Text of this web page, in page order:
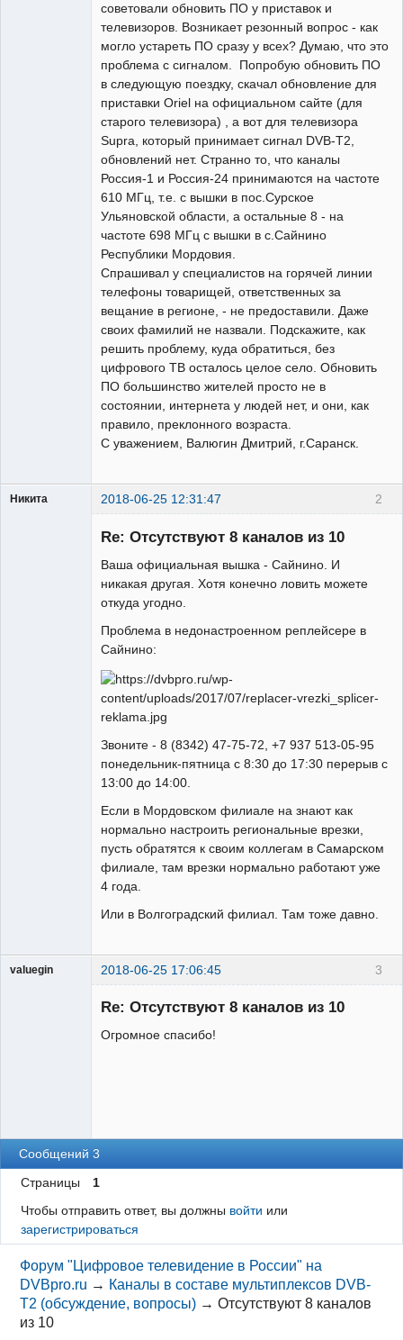
советовали обновить ПО у приставок и
телевизоров. Возникает резонный вопрос - как
могло устареть ПО сразу у всех? Думаю, что это
проблема с сигналом. Попробую обновить ПО
в следующую поездку, скачал обновление для
приставки Oriel на официальном сайте (для
старого телевизора) , а вот для телевизора
Supra, который принимает сигнал DVB-T2,
обновлений нет. Странно то, что каналы
Россия-1 и Россия-24 принимаются на частоте
610 МГц, т.е. с вышки в пос.Сурское
Ульяновской области, а остальные 8 - на
частоте 698 МГц с вышки в с.Сайнино
Республики Мордовия.
Спрашивал у специалистов на горячей линии
телефоны товарищей, ответственных за
вещание в регионе, - не предоставили. Даже
своих фамилий не назвали. Подскажите, как
решить проблему, куда обратиться, без
цифрового ТВ осталось целое село. Обновить
ПО большинство жителей просто не в
состоянии, интернета у людей нет, и они, как
правило, преклонного возраста.
С уважением, Валюгин Дмитрий, г.Саранск.
2
Никита 2018-06-25 12:31:47
Re: Отсутствуют 8 каналов из 10
Ваша официальная вышка - Сайнино. И
никакая другая. Хотя конечно ловить можете
откуда угодно.
Проблема в недонастроенном реплейсере в
Сайнино:
Звоните - 8 (8342) 47-75-72, +7 937 513-05-95
понедельник-пятница с 8:30 до 17:30 перерыв с
13:00 до 14:00.
Если в Мордовском филиале на знают как
нормально настроить региональные врезки,
пусть обратятся к своим коллегам в Самарском
филиале, там врезки нормально работают уже
4 года.
Или в Волгоградский филиал. Там тоже давно.
3
valuegin 2018-06-25 17:06:45
Re: Отсутствуют 8 каналов из 10
Огромное спасибо!
Сообщений 3
Страницы
1
Чтобы отправить ответ, вы должны войти или
зарегистрироваться
Форум "Цифровое телевидение в России" на
DVBpro.ru → Каналы в составе мультиплексов DVB-
T2 (обсуждение, вопросы) →Отсутствуют 8 каналов
из 10